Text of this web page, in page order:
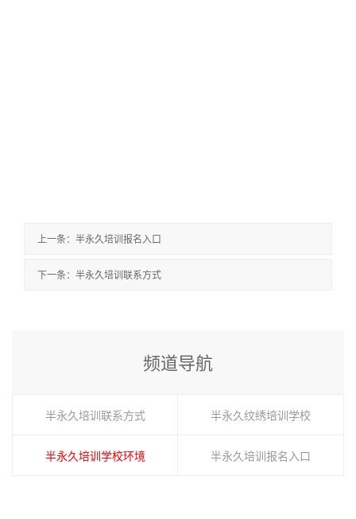
上一条：半永久培训报名入口
下一条：半永久培训联系方式
频道导航
半永久培训联系方式 半永久纹绣培训学校
半永久培训学校环境 半永久培训报名入口